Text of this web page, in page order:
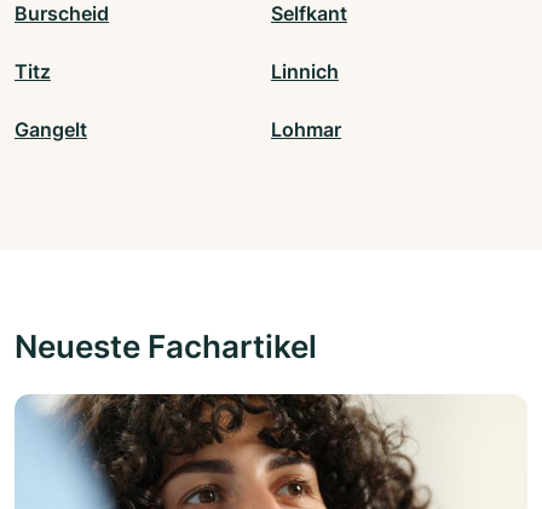
Burscheid Selfkant
Titz Linnich
Gangelt Lohmar
Neueste Fachartikel